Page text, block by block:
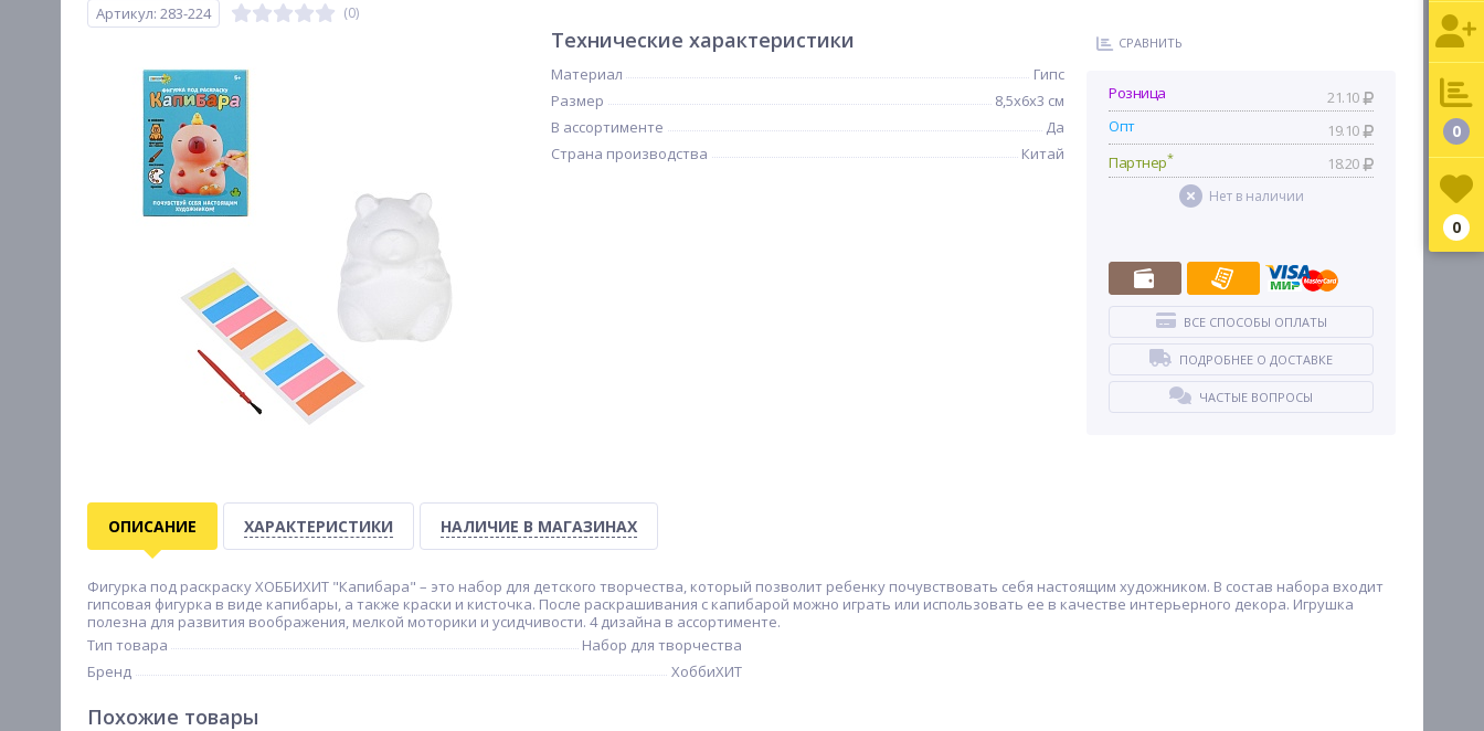
Артикул: 283-224 (0)
Технические характеристики
Материал
Гипс
Размер
8,5х6х3 см
В ассортименте
Да
Страна производства
Китай
СРАВНИТЬ
Розница
21.10
Опт
19.10
Партнер* 18.20
Нет в наличии
ВСЕ СПОСОБЫ ОПЛАТЫ
ПОДРОБНЕЕ О ДОСТАВКЕ
ЧАСТЫЕ ВОПРОСЫ
ОПИСАНИЕ ХАРАКТЕРИСТИКИ НАЛИЧИЕ В МАГАЗИНАХ
Фигурка под раскраску ХОББИХИТ "Капибара" – это набор для детского творчества, который позволит ребенку почувствовать себя настоящим художником. В состав набора входит
гипсовая фигурка в виде капибары, а также краски и кисточка. После раскрашивания с капибарой можно играть или использовать ее в качестве интерьерного декора. Игрушка
полезна для развития воображения, мелкой моторики и усидчивости. 4 дизайна в ассортименте.
Тип товара
Набор для творчества
Бренд
ХоббиХИТ
Похожие товары
0
0